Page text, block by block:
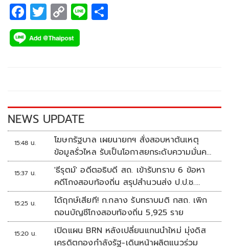
F
ac
e
k
T
wi
tt
C
o
p
k
Li
NEWS UPDATE
15:48 น.
โฆษกรัฐบาล เผยนายกฯ สั่งสอบหาต้นเหตุ
ข้อมูลรั่วไหล รับเป็นโอกาสยกระดับความมั่นคง
ปลอดภัยข้อมูลภาครัฐทั้งระบบ
15:37 น.
'ธีรุตม์' อดีตอธิบดี สถ. เข้ารับทราบ 6 ข้อหา
คดีโกงสอบท้องถิ่น สรุปสำนวนส่ง ป.ป.ช.
สัปดาห์หน้า
15:25 น.
ได้ฤกษ์เสียที! ก.กลาง รับทราบมติ กสถ. เพิก
ถอนบัญชีโกงสอบท้องถิ่น 5,925 ราย
15:20 น.
เปิดแผน BRN หลังเปลี่ยนแกนนำใหม่ มุ่งดิส
เครดิตกองกำลังรัฐ-เดินหน้าผลิตแนวร่วม